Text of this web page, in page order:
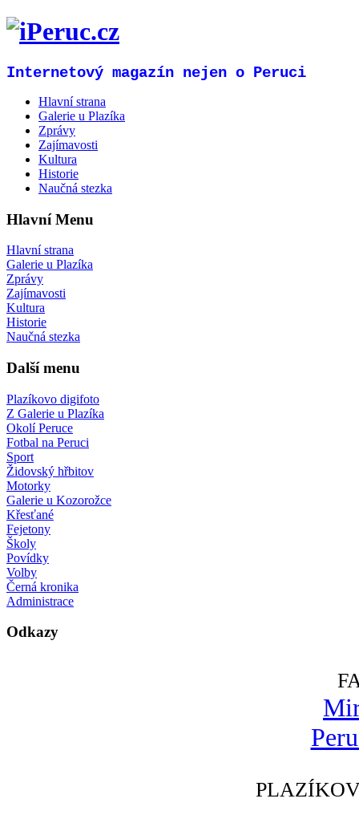
Internetový magazín nejen o Peruci
Hlavní strana
Galerie u Plazíka
Zprávy
Zajímavosti
Kultura
Historie
Naučná stezka
Hlavní Menu
Hlavní strana
Galerie u Plazíka
Zprávy
Zajímavosti
Kultura
Historie
Naučná stezka
Další menu
Plazíkovo digifoto
Z Galerie u Plazíka
Okolí Peruce
Fotbal na Peruci
Sport
Židovský hřbitov
Motorky
Galerie u Kozorožce
Křesťané
Fejetony
Školy
Povídky
Volby
Černá kronika
Administrace
Odkazy